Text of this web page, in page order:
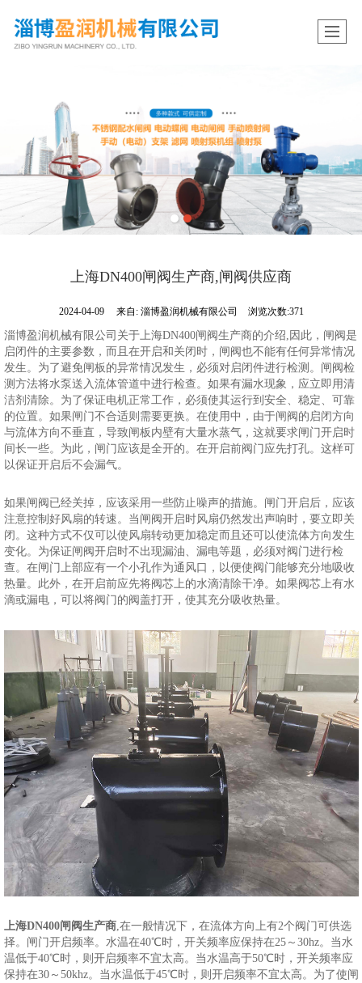
上海DN400闸阀生产商,闸阀供应商
2024-04-09 来自: 淄博盈润机械有限公司 浏览次数:371
淄博盈润机械有限公司关于上海DN400闸阀生产商的介绍,因此，闸阀是
启闭件的主要参数，而且在开启和关闭时，闸阀也不能有任何异常情况
发生。为了避免闸板的异常情况发生，必须对启闭件进行检测。闸阀检
测方法将水泵送入流体管道中进行检查。如果有漏水现象，应立即用清
洁剂清除。为了保证电机正常工作，必须使其运行到安全、稳定、可靠
的位置。如果闸门不合适则需要更换。在使用中，由于闸阀的启闭方向
与流体方向不垂直，导致闸板内壁有大量水蒸气，这就要求闸门开启时
间长一些。为此，闸门应该是全开的。在开启前阀门应先打孔。这样可
以保证开启后不会漏气。
如果闸阀已经关掉，应该采用一些防止噪声的措施。闸门开启后，应该
注意控制好风扇的转速。当闸阀开启时风扇仍然发出声响时，要立即关
闭。这种方式不仅可以使风扇转动更加稳定而且还可以使流体方向发生
变化。为保证闸阀开启时不出现漏油、漏电等题，必须对阀门进行检
查。在闸门上部应有一个小孔作为通风口，以便使阀门能够充分地吸收
热量。此外，在开启前应先将阀芯上的水滴清除干净。如果阀芯上有水
滴或漏电，可以将阀门的阀盖打开，使其充分吸收热量。
上海DN400闸阀生产商,在一般情况下，在流体方向上有2个阀门可供选
择。闸门开启频率。水温在40℃时，开关频率应保持在25～30hz。当水
温低于40℃时，则开启频率不宜太高。当水温高于50℃时，开关频率应
保持在30～50khz。当水温低于45℃时，则开启频率不宜太高。为了使闸